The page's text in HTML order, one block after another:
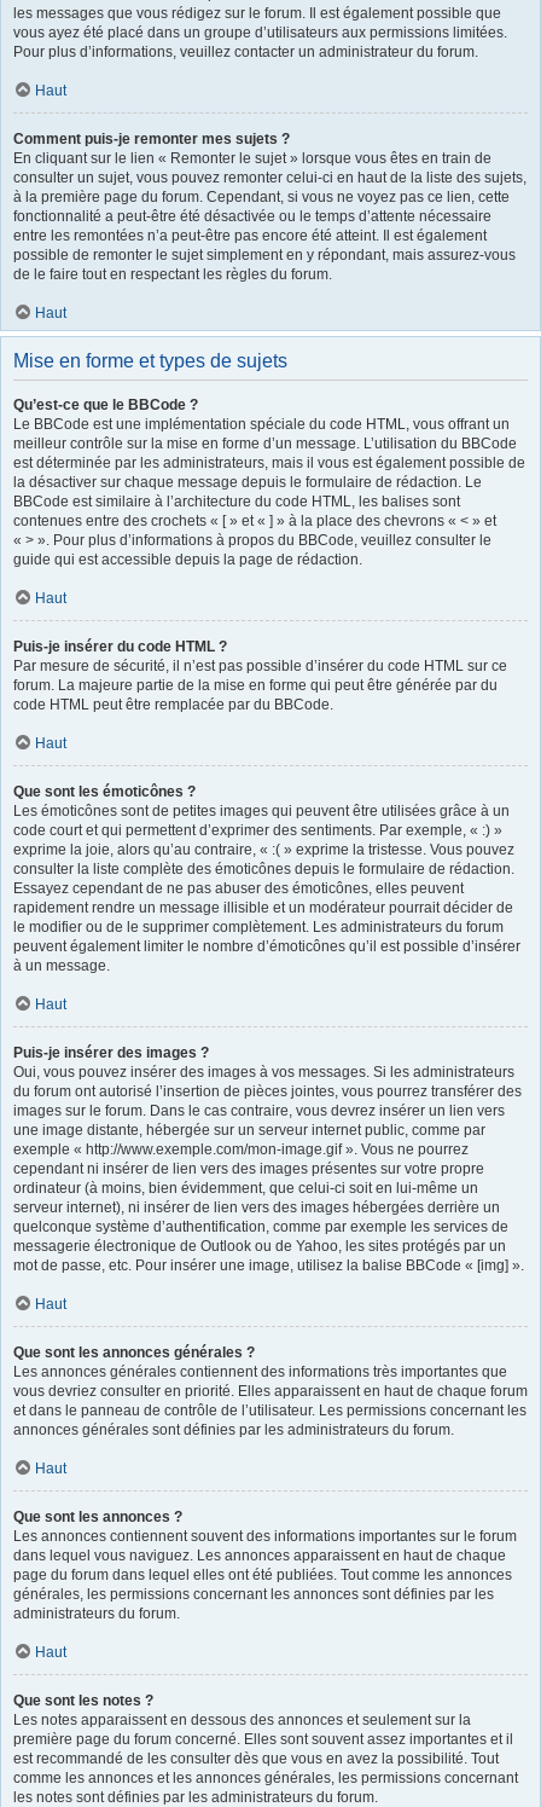
les messages que vous rédigez sur le forum. Il est également possible que
vous ayez été placé dans un groupe d’utilisateurs aux permissions limitées.
Pour plus d’informations, veuillez contacter un administrateur du forum.
Haut
Comment puis-je remonter mes sujets ?
En cliquant sur le lien « Remonter le sujet » lorsque vous êtes en train de
consulter un sujet, vous pouvez remonter celui-ci en haut de la liste des sujets,
à la première page du forum. Cependant, si vous ne voyez pas ce lien, cette
fonctionnalité a peut-être été désactivée ou le temps d’attente nécessaire
entre les remontées n’a peut-être pas encore été atteint. Il est également
possible de remonter le sujet simplement en y répondant, mais assurez-vous
de le faire tout en respectant les règles du forum.
Haut
Mise en forme et types de sujets
Qu’est-ce que le BBCode ?
Le BBCode est une implémentation spéciale du code HTML, vous offrant un
meilleur contrôle sur la mise en forme d’un message. L’utilisation du BBCode
est déterminée par les administrateurs, mais il vous est également possible de
la désactiver sur chaque message depuis le formulaire de rédaction. Le
BBCode est similaire à l’architecture du code HTML, les balises sont
contenues entre des crochets « [ » et « ] » à la place des chevrons « < » et
« > ». Pour plus d’informations à propos du BBCode, veuillez consulter le
guide qui est accessible depuis la page de rédaction.
Haut
Puis-je insérer du code HTML ?
Par mesure de sécurité, il n’est pas possible d’insérer du code HTML sur ce
forum. La majeure partie de la mise en forme qui peut être générée par du
code HTML peut être remplacée par du BBCode.
Haut
Que sont les émoticônes ?
Les émoticônes sont de petites images qui peuvent être utilisées grâce à un
code court et qui permettent d’exprimer des sentiments. Par exemple, « :) »
exprime la joie, alors qu’au contraire, « :( » exprime la tristesse. Vous pouvez
consulter la liste complète des émoticônes depuis le formulaire de rédaction.
Essayez cependant de ne pas abuser des émoticônes, elles peuvent
rapidement rendre un message illisible et un modérateur pourrait décider de
le modifier ou de le supprimer complètement. Les administrateurs du forum
peuvent également limiter le nombre d’émoticônes qu’il est possible d’insérer
à un message.
Haut
Puis-je insérer des images ?
Oui, vous pouvez insérer des images à vos messages. Si les administrateurs
du forum ont autorisé l’insertion de pièces jointes, vous pourrez transférer des
images sur le forum. Dans le cas contraire, vous devrez insérer un lien vers
une image distante, hébergée sur un serveur internet public, comme par
exemple « http://www.exemple.com/mon-image.gif ». Vous ne pourrez
cependant ni insérer de lien vers des images présentes sur votre propre
ordinateur (à moins, bien évidemment, que celui-ci soit en lui-même un
serveur internet), ni insérer de lien vers des images hébergées derrière un
quelconque système d’authentification, comme par exemple les services de
messagerie électronique de Outlook ou de Yahoo, les sites protégés par un
mot de passe, etc. Pour insérer une image, utilisez la balise BBCode « [img] ».
Haut
Que sont les annonces générales ?
Les annonces générales contiennent des informations très importantes que
vous devriez consulter en priorité. Elles apparaissent en haut de chaque forum
et dans le panneau de contrôle de l’utilisateur. Les permissions concernant les
annonces générales sont définies par les administrateurs du forum.
Haut
Que sont les annonces ?
Les annonces contiennent souvent des informations importantes sur le forum
dans lequel vous naviguez. Les annonces apparaissent en haut de chaque
page du forum dans lequel elles ont été publiées. Tout comme les annonces
générales, les permissions concernant les annonces sont définies par les
administrateurs du forum.
Haut
Que sont les notes ?
Les notes apparaissent en dessous des annonces et seulement sur la
première page du forum concerné. Elles sont souvent assez importantes et il
est recommandé de les consulter dès que vous en avez la possibilité. Tout
comme les annonces et les annonces générales, les permissions concernant
les notes sont définies par les administrateurs du forum.